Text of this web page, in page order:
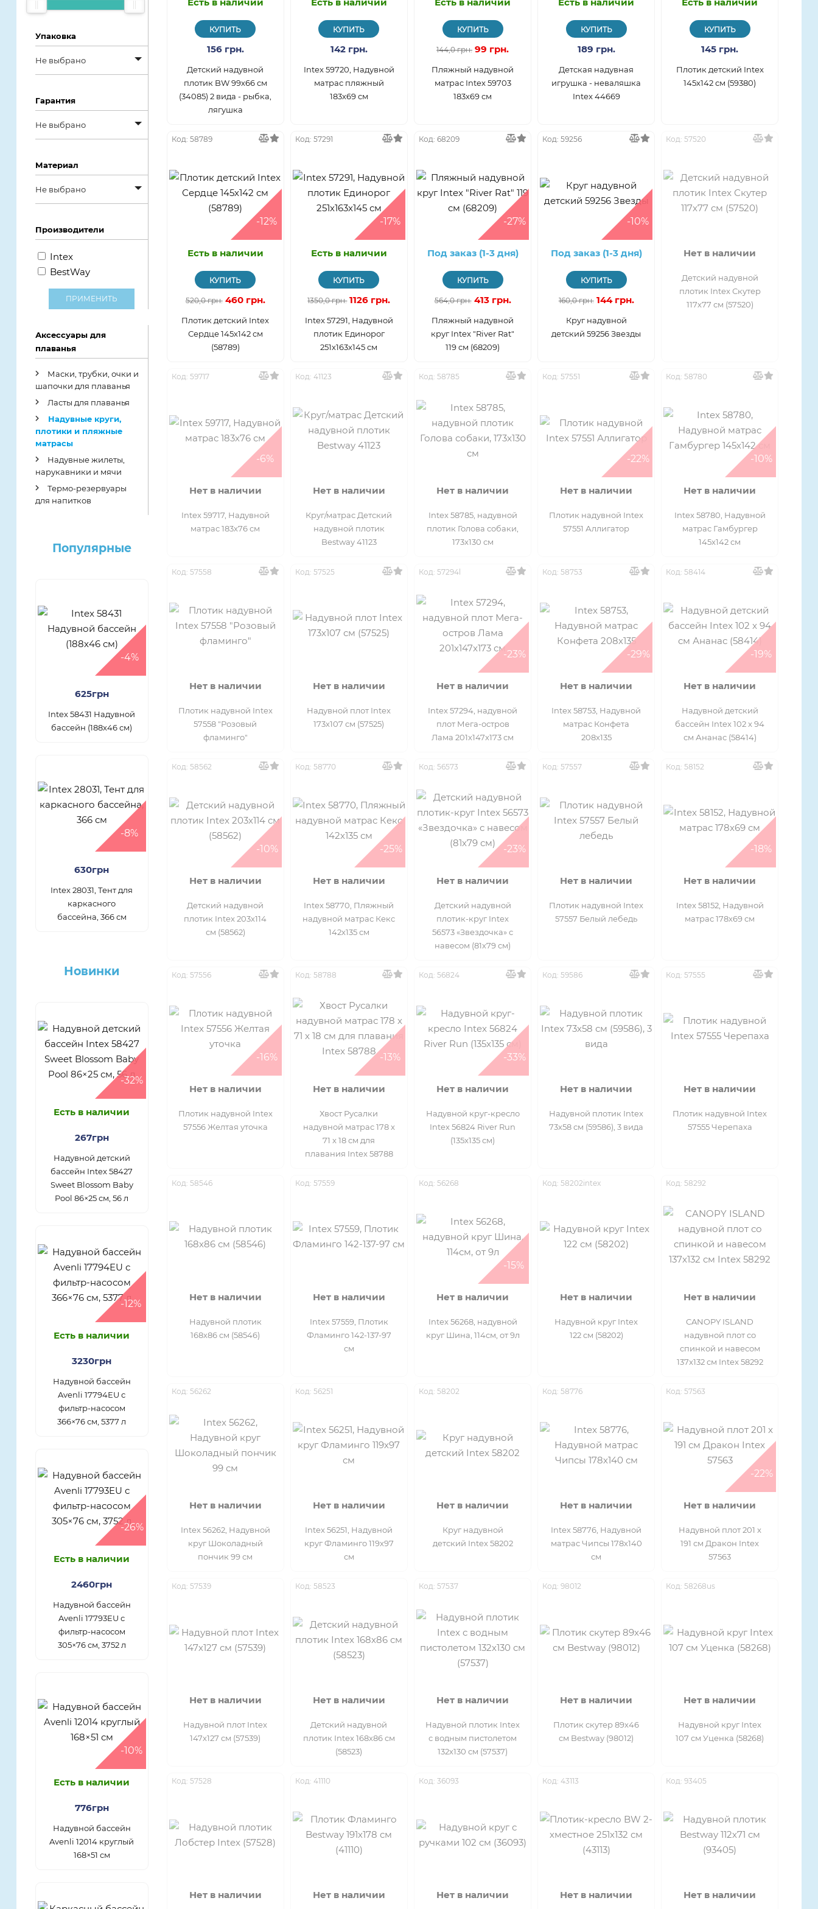
под заказ
Упаковка
Не выбрано
Без упаковки
Ведро
Да
Картонная
коробка
Мешок
Нет
Полиэтиленовая
Сетка
Сумка
Гарантия
Не выбрано
12 месяцев
14 дней
30 дней
6 месяцев
Не предусмотрена
Нет
Материал
Не выбрано
Винил
Да
Пластик
Тарпаулин
Производители
Intex
BestWay
ПРИМЕНИТЬ
Аксессуары для
плаванья
Маски, трубки, очки и
шапочки для плаванья
Ласты для плаванья
Надувные круги,
плотики и пляжные
матрасы
Надувные жилеты,
нарукавники и мячи
Термо-резервуары
для напитков
Популярные
-4%
625грн
Intex 58431 Надувной
бассейн (188х46 см)
-8%
630грн
Intex 28031, Тент для
каркасного
бассейна, 366 см
Новинки
-32%
Есть в наличии
267грн
Надувной детский
бассейн Intex 58427
Sweet Blossom Baby
Pool 86×25 см, 56 л
-12%
Есть в наличии
3230грн
Надувной бассейн
Avenli 17794EU с
фильтр-насосом
366×76 см, 5377 л
-26%
Есть в наличии
2460грн
Надувной бассейн
Avenli 17793EU с
фильтр-насосом
305×76 см, 3752 л
-10%
Есть в наличии
776грн
Надувной бассейн
Avenli 12014 круглый
168×51 см
КУПИТЬ
156 грн.
Детский надувной
плотик BW 99х66 см
(34085) 2 вида - рыбка,
лягушка
КУПИТЬ
142 грн.
Intex 59720, Надувной
матрас пляжный
183х69 см
КУПИТЬ
144,0 грн. 99 грн.
Пляжный надувной
матрас Intex 59703
183х69 см
КУПИТЬ
189 грн.
Детская надувная
игрушка - неваляшка
Intex 44669
КУПИТЬ
145 грн.
Плотик детский Intex
145х142 см (59380)
Код: 58789
-12%
Есть в наличии
КУПИТЬ
520,0 грн. 460 грн.
Плотик детский Intex
Сердце 145х142 см
(58789)
Код: 57291
-17%
Есть в наличии
КУПИТЬ
1350,0 грн. 1126 грн.
Intex 57291, Надувной
плотик Единорог
251х163х145 см
Код: 68209
-27%
Под заказ (1-3 дня)
КУПИТЬ
564,0 грн. 413 грн.
Пляжный надувной
круг Intex "River Rat"
119 см (68209)
Код: 59256
-10%
Под заказ (1-3 дня)
КУПИТЬ
160,0 грн. 144 грн.
Круг надувной
детский 59256 Звезды
Код: 57520
Нет в наличии
Детский надувной
плотик Intex Скутер
117х77 см (57520)
Код: 59717
-6%
Нет в наличии
Intex 59717, Надувной
матрас 183х76 см
Код: 41123
Нет в наличии
Круг/матрас Детский
надувной плотик
Bestway 41123
Код: 58785
Нет в наличии
Intex 58785, надувной
плотик Голова собаки,
173x130 см
Код: 57551
-22%
Нет в наличии
Плотик надувной Intex
57551 Аллигатор
Код: 58780
-10%
Нет в наличии
Intex 58780, Надувной
матрас Гамбургер
145х142 см
Код: 57558
Нет в наличии
Плотик надувной Intex
57558 "Розовый
фламинго"
Код: 57525
Нет в наличии
Надувной плот Intex
173х107 см (57525)
Код: 57294l
-23%
Нет в наличии
Intex 57294, надувной
плот Мега-остров
Лама 201x147x173 см
Код: 58753
-29%
Нет в наличии
Intex 58753, Надувной
матрас Конфета
208х135
Код: 58414
-19%
Нет в наличии
Надувной детский
бассейн Intex 102 x 94
см Ананас (58414)
Код: 58562
-10%
Нет в наличии
Детский надувной
плотик Intex 203х114
см (58562)
Код: 58770
-25%
Нет в наличии
Intex 58770, Пляжный
надувной матрас Кекс
142х135 см
Код: 56573
-23%
Нет в наличии
Детский надувной
плотик-круг Intex
56573 «Звездочка» с
навесом (81х79 см)
Код: 57557
Нет в наличии
Плотик надувной Intex
57557 Белый лебедь
Код: 58152
-18%
Нет в наличии
Intex 58152, Надувной
матрас 178х69 см
Код: 57556
-16%
Нет в наличии
Плотик надувной Intex
57556 Желтая уточка
Код: 58788
-13%
Нет в наличии
Хвост Русалки
надувной матрас 178 x
71 x 18 см для
плавания Intex 58788
Код: 56824
-33%
Нет в наличии
Надувной круг-кресло
Intex 56824 River Run
(135x135 см)
Код: 59586
Нет в наличии
Надувной плотик Intex
73х58 см (59586), 3 вида
Код: 57555
Нет в наличии
Плотик надувной Intex
57555 Черепаха
Код: 58546
Нет в наличии
Надувной плотик
168х86 см (58546)
Код: 57559
Нет в наличии
Intex 57559, Плотик
Фламинго 142-137-97
см
Код: 56268
-15%
Нет в наличии
Intex 56268, надувной
круг Шина, 114см, от 9л
Код: 58202intex
Нет в наличии
Надувной круг Intex
122 см (58202)
Код: 58292
Нет в наличии
CANOPY ISLAND
надувной плот со
спинкой и навесом
137x132 см Intex 58292
Код: 56262
Нет в наличии
Intex 56262, Надувной
круг Шоколадный
пончик 99 см
Код: 56251
Нет в наличии
Intex 56251, Надувной
круг Фламинго 119х97
см
Код: 58202
Нет в наличии
Круг надувной
детский Intex 58202
Код: 58776
Нет в наличии
Intex 58776, Надувной
матрас Чипсы 178х140
см
Код: 57563
-22%
Нет в наличии
Надувной плот 201 x
191 см Дракон Intex
57563
Код: 57539
Нет в наличии
Надувной плот Intex
147х127 см (57539)
Код: 58523
Нет в наличии
Детский надувной
плотик Intex 168х86 см
(58523)
Код: 57537
Нет в наличии
Надувной плотик Intex
с водным пистолетом
132х130 см (57537)
Код: 98012
Нет в наличии
Плотик скутер 89х46
см Bestway (98012)
Код: 58268us
Нет в наличии
Надувной круг Intex
107 см Уценка (58268)
Код: 57528
Нет в наличии
Код: 41110
Нет в наличии
Код: 36093
Нет в наличии
Код: 43113
Нет в наличии
Код: 93405
Нет в наличии